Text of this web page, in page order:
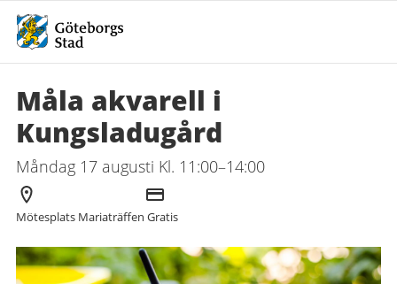
Måla akvarell i
Kungsladugård
Måndag 17 augusti Kl. 11:00–14:00
Arrangör
Mötesplats Mariaträffen
Kostnad
Gratis